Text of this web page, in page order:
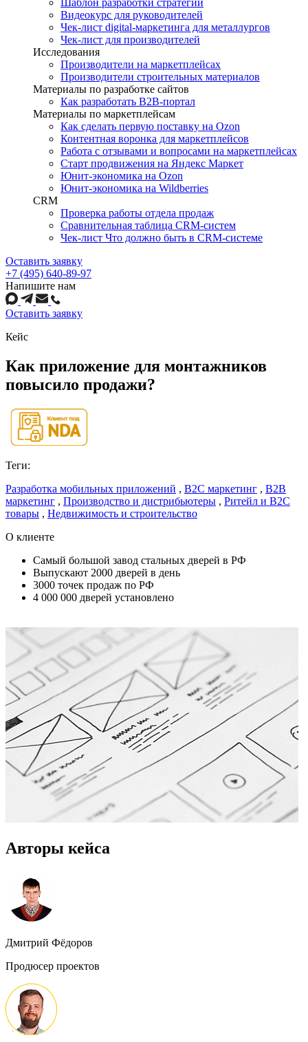
Шаблон разработки стратегии
Видеокурс для руководителей
Чек-лист digital-маркетинга для металлургов
Чек-лист для производителей
Исследования
Производители на маркетплейсах
Производители строительных материалов
Материалы по разработке сайтов
Как разработать B2B-портал
Материалы по маркетплейсам
Как сделать первую поставку на Ozon
Контентная воронка для маркетплейсов
Работа с отзывами и вопросами на маркетплейсах
Старт продвижения на Яндекс Маркет
Юнит-экономика на Ozon
Юнит-экономика на Wildberries
CRM
Проверка работы отдела продаж
Сравнительная таблица CRM-систем
Чек-лист Что должно быть в CRM-системе
Оставить заявку
+7 (495) 640-89-97
Напишите нам
Оставить заявку
Кейс
Как приложение для монтажников
повысило продажи?
Теги:
Разработка мобильных приложений , B2C маркетинг , B2B
маркетинг , Производство и дистрибьютеры , Ритейл и B2C
товары , Недвижимость и строительство
О клиенте
Самый большой завод стальных дверей в РФ
Выпускают 2000 дверей в день
3000 точек продаж по РФ
4 000 000 дверей установлено
Авторы кейса
Дмитрий Фёдоров
Продюсер проектов